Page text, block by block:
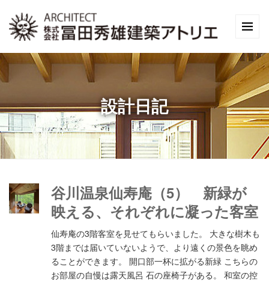
設計日記
谷川温泉仙寿庵（5） 新緑が
映える、それぞれに凝った客室
仙寿庵の3階客室を見せてもらいました。 大きな樹木も
3階までは届いていないようで、より遠くの景色を眺め
ることができます。 開口部一杯に拡がる新緑 こちらの
お部屋の自慢は露天風呂 石の座椅子がある。 和室の控